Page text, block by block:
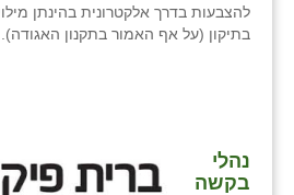
להצבעות בדרך אלקטרונית בהינתן
בתיקון (על אף האמור בתקנון האגודה).
נהלי
בקשה